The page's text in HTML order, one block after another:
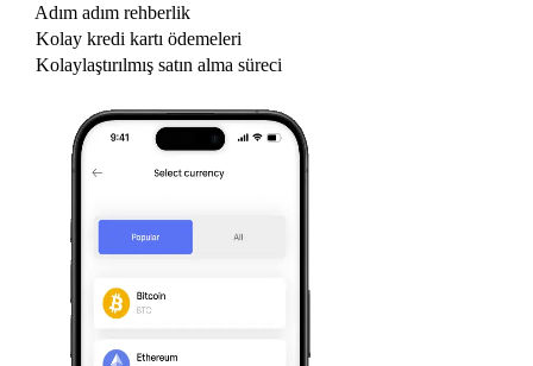
Adım adım rehberlik
Kolay kredi kartı ödemeleri
Kolaylaştırılmış satın alma süreci